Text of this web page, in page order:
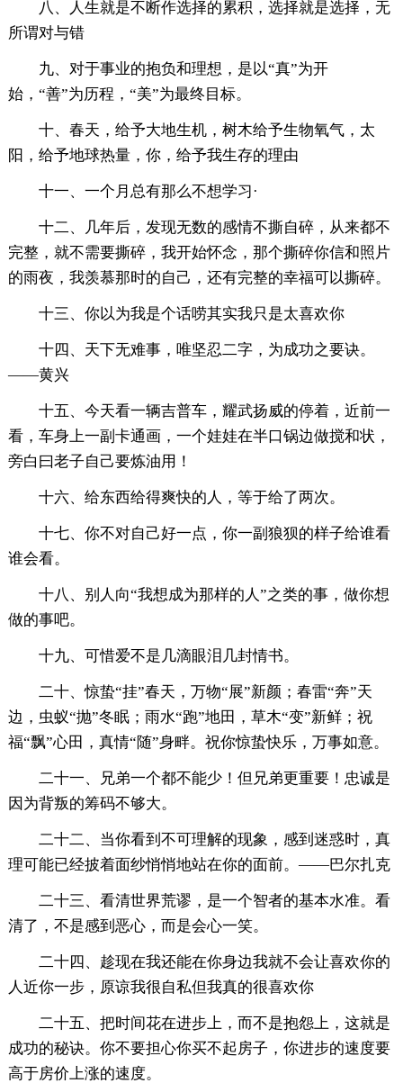
八、人生就是不断作选择的累积，选择就是选择，无
所谓对与错
九、对于事业的抱负和理想，是以“真”为开
始，“善”为历程，“美”为最终目标。
十、春天，给予大地生机，树木给予生物氧气，太
阳，给予地球热量，你，给予我生存的理由
十一、一个月总有那么不想学习·
十二、几年后，发现无数的感情不撕自碎，从来都不
完整，就不需要撕碎，我开始怀念，那个撕碎你信和照片
的雨夜，我羡慕那时的自己，还有完整的幸福可以撕碎。
十三、你以为我是个话唠其实我只是太喜欢你
十四、天下无难事，唯坚忍二字，为成功之要诀。
——黄兴
十五、今天看一辆吉普车，耀武扬威的停着，近前一
看，车身上一副卡通画，一个娃娃在半口锅边做搅和状，
旁白曰老子自己要炼油用！
十六、给东西给得爽快的人，等于给了两次。
十七、你不对自己好一点，你一副狼狈的样子给谁看
谁会看。
十八、别人向“我想成为那样的人”之类的事，做你想
做的事吧。
十九、可惜爱不是几滴眼泪几封情书。
二十、惊蛰“挂”春天，万物“展”新颜；春雷“奔”天
边，虫蚁“抛”冬眠；雨水“跑”地田，草木“变”新鲜；祝
福“飘”心田，真情“随”身畔。祝你惊蛰快乐，万事如意。
二十一、兄弟一个都不能少！但兄弟更重要！忠诚是
因为背叛的筹码不够大。
二十二、当你看到不可理解的现象，感到迷惑时，真
理可能已经披着面纱悄悄地站在你的面前。——巴尔扎克
二十三、看清世界荒谬，是一个智者的基本水准。看
清了，不是感到恶心，而是会心一笑。
二十四、趁现在我还能在你身边我就不会让喜欢你的
人近你一步，原谅我很自私但我真的很喜欢你
二十五、把时间花在进步上，而不是抱怨上，这就是
成功的秘诀。你不要担心你买不起房子，你进步的速度要
高于房价上涨的速度。